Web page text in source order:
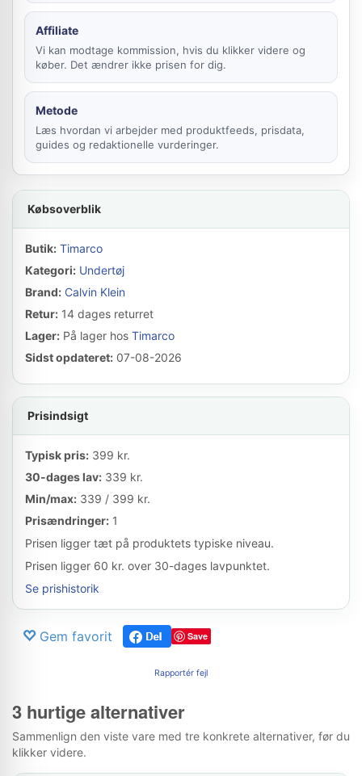
Affiliate
Vi kan modtage kommission, hvis du klikker videre og
køber. Det ændrer ikke prisen for dig.
Metode
Læs hvordan vi arbejder med produktfeeds, prisdata,
guides og redaktionelle vurderinger.
Købsoverblik
Butik: Timarco
Kategori: Undertøj
Brand: Calvin Klein
Retur: 14 dages returret
Lager: På lager hos Timarco
Sidst opdateret: 07-08-2026
Prisindsigt
Typisk pris: 399 kr.
30-dages lav: 339 kr.
Min/max: 339 / 399 kr.
Prisændringer: 1
Prisen ligger tæt på produktets typiske niveau.
Prisen ligger 60 kr. over 30-dages lavpunktet.
Se prishistorik
Gem favorit Save
Rapportér fejl
3 hurtige alternativer
Sammenlign den viste vare med tre konkrete alternativer, før du
klikker videre.